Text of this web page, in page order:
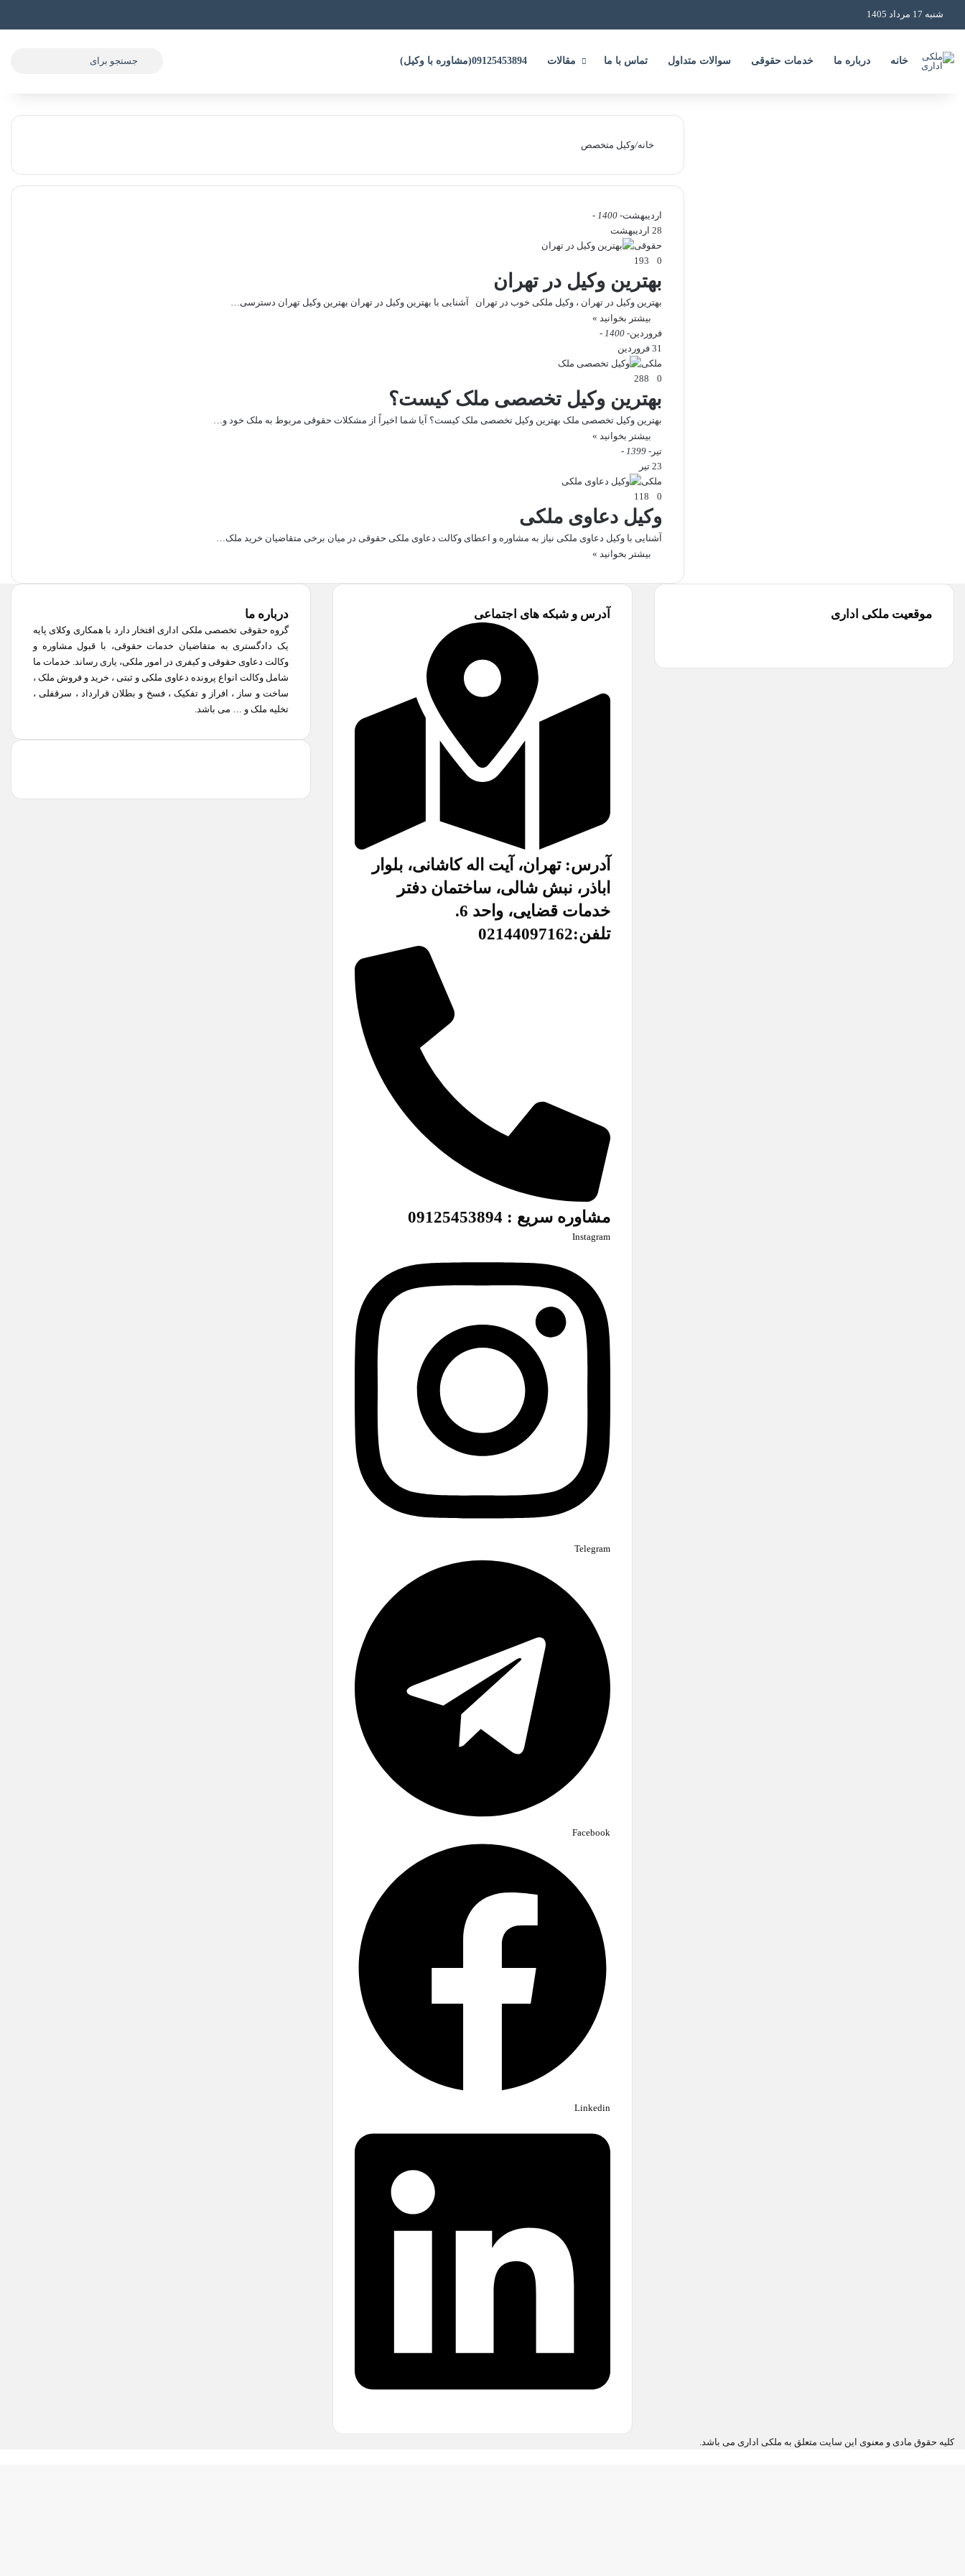
شنبه 17 مرداد 1405
خانه درباره ما خدمات حقوقی سوالات متداول تماس با ما مقالات 09125453894(مشاوره با وکیل) جستجو
خانه/وکیل متخصص
اردیبهشت- 1400 -
28 اردیبهشت
حقوقی
0
بهترین وکیل در تهران
بهترین وکیل در تهران ، وکیل ملکی خوب در تهران آشنایی با بهترین وکیل در تهران بهترین وکیل تهران دسترسی…
بیشتر بخوانید »
فروردین- 1400 -
31 فروردین
ملکی
0
بهترین وکیل تخصصی ملک کیست؟
بهترین وکیل تخصصی ملک بهترین وکیل تخصصی ملک کیست؟ آیا شما اخیراً از مشکلات حقوقی مربوط به ملک خود و…
بیشتر بخوانید »
تیر- 1399 -
23 تیر
ملکی
0
وکیل دعاوی ملکی
آشنایی با وکیل دعاوی ملکی نیاز به مشاوره و اعطای وکالت دعاوی ملکی حقوقی در میان برخی متقاضیان خرید ملک…
بیشتر بخوانید »
درباره ما
گروه حقوقی تخصصی ملکی اداری افتخار دارد با همکاری وکلای پایه
یک دادگستری به متقاضیان خدمات حقوقی، با قبول مشاوره و
وکالت دعاوی حقوقی و کیفری در امور ملکی، یاری رساند. خدمات ما
شامل وکالت انواع پرونده دعاوی ملکی و ثبتی ، خرید و فروش ملک ،
ساخت و ساز ، افراز و تفکیک ، فسخ و بطلان قرارداد ، سرقفلی ،
تخلیه ملک و … می باشد.
آدرس و شبکه های اجتماعی
آدرس: تهران، آیت اله کاشانی، بلوار
اباذر، نبش شالی، ساختمان دفتر
خدمات قضایی، واحد 6.
تلفن:02144097162
مشاوره سریع : 09125453894
Instagram
Telegram
Facebook
Linkedin
موقعیت ملکی اداری
کلیه حقوق مادی و معنوی این سایت متعلق به ملکی اداری می باشد.